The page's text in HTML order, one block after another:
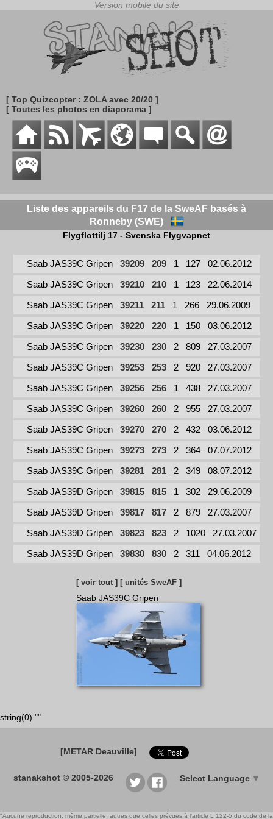
[ Top Quizcopter : ZOLA avec 20/20 ]
[ Toutes les photos en diaporama ]
Liste des appareils du F17 de la SweAF basés à
Ronneby (SWE)
Flygflottilj 17 - Svenska Flygvapnet
Saab JAS39C Gripen 39209 209 1 127
02.06.2012
Saab JAS39C Gripen
39210 210 1 123
22.06.2014
Saab JAS39C Gripen
39211 211 1 266
29.06.2009
Saab JAS39C Gripen
39220 220 1 150
03.06.2012
Saab JAS39C Gripen
39230 230 2 809
27.03.2007
Saab JAS39C Gripen
39253 253 2 920
27.03.2007
Saab JAS39C Gripen
39256 256 1 438
27.03.2007
Saab JAS39C Gripen
39260 260 2 955
27.03.2007
Saab JAS39C Gripen
39270 270 2 432
03.06.2012
Saab JAS39C Gripen
39273 273 2 364
07.07.2012
Saab JAS39C Gripen
39281 281 2 349
08.07.2012
Saab JAS39D Gripen
39815 815 1 302
29.06.2009
Saab JAS39D Gripen
39817 817 2 879
27.03.2007
Saab JAS39D Gripen
39823 823 2 1020
27.03.2007
Saab JAS39D Gripen
39830 830 2 311 04.06.2012
[ voir tout ] [ unités SweAF ]
Saab JAS39C Gripen
string(0) ""
[METAR Deauville]
stanakshot © 2005-2026 Select Language ▼
"Aucune reproduction, même partielle, autres que celles prévues à l'article L 122-5 du code de la